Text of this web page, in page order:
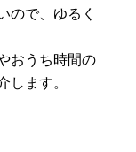
ので、ゆるく
おうち時間の
します。